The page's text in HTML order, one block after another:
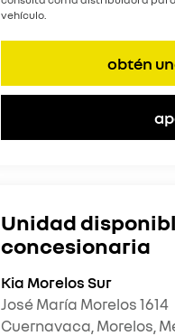
vehículo.
obtén
Unidad
concesionaria
Kia Morelos Sur
José María Morelos 1614
Cuernavaca Morelos ,